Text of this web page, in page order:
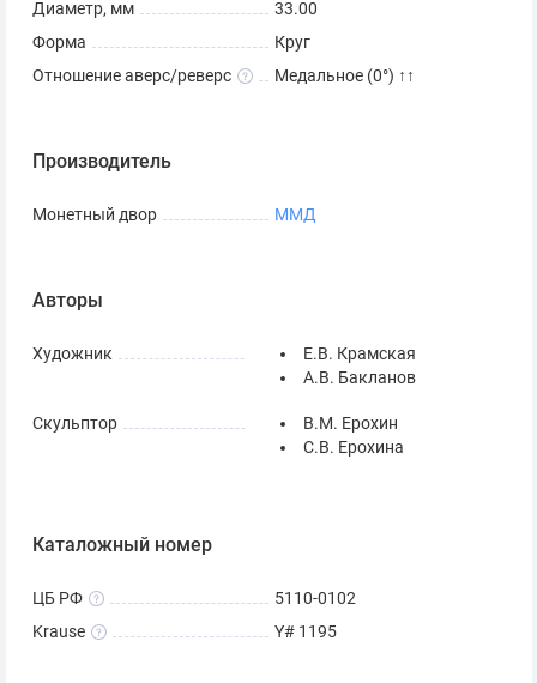
Диаметр, мм
33.00
Форма
Круг
Отношение аверс/реверс
Медальное (0°) ↑↑
Производитель
Монетный двор ММД
Авторы
Художник
Е.В. Крамская
А.В. Бакланов
Скульптор
В.М. Ерохин
С.В. Ерохина
Каталожный номер
ЦБ РФ
5110-0102
Krause
Y# 1195